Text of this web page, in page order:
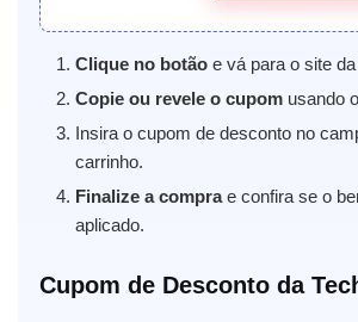
Clique no botão e vá para o site
Copie ou revele o cupom usando
Insira o cupom de desconto no
carrinho.
Finalize a comprae confira se o
aplicado.
Cupom de Desconto da